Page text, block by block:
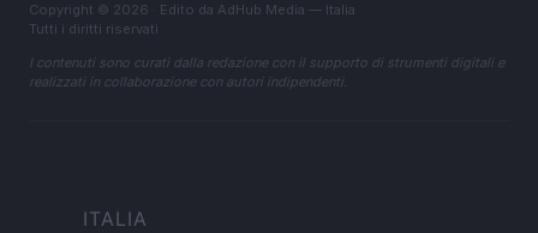
Copyright © 2026 · Edito da AdHub Media — Italia
Tutti i diritti riservati
I contenuti sono curati dalla redazione con il supporto di strumenti digitali e
realizzati in collaborazione con autori indipendenti.
ITALIA